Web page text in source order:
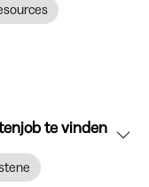
te vinden